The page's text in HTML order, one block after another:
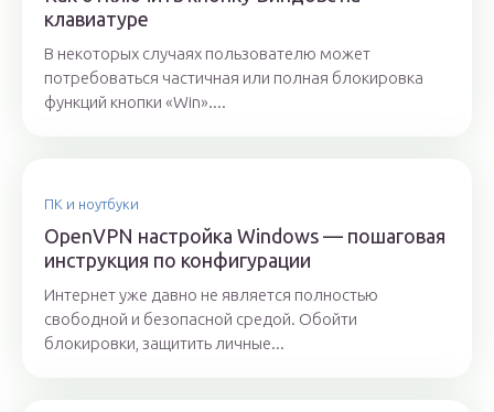
клавиатуре
В некоторых случаях пользователю может
потребоваться частичная или полная блокировка
функций кнопки «Win»....
ПК и ноутбуки
OpenVPN настройка Windows — пошаговая
инструкция по конфигурации
Интернет уже давно не является полностью
свободной и безопасной средой. Обойти
блокировки, защитить личные...